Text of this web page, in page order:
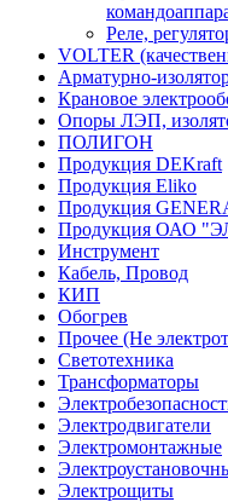
Реле,
VOLTER
Арматурно-
Крановое
Опоры ЛЭП,
ПОЛИГОН
Продукция DEKraft
Продукция Eliko
Продукция
Продукция ОАО
Инструмент
Кабель, Провод
КИП
Обогрев
Прочее (Не
Светотехника
Трансформаторы
Электродвигатели
Электромонтажные
Электрощиты